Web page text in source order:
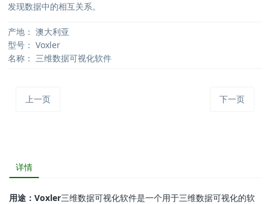
发现数据中的相互关系。
产地： 澳大利亚
型号： Voxler
名称： 三维数据可视化软件
上一页 下一页
详情
用途：Voxler三维数据可视化软件是一个用于三维数据可视化的软